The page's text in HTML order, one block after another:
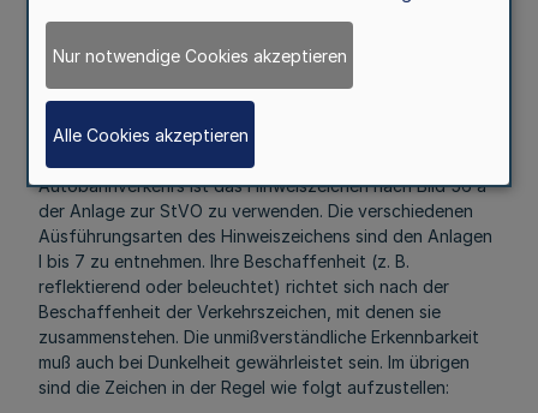
einzelnen Ländern jeweils von l bis 99 zur Verfügung.
Dabei sorgen die Länder untereinander für eine sinnvolle
Für die Kennzeichnung der Bedarfsumleitungen des
Autobahnverkehrs ist das Hinweiszeichen nach Bild 56 a
der Anlage zur StVO zu verwenden. Die verschiedenen
Aüsführungsarten des Hinweiszeichens sind den Anlagen
l bis 7 zu entnehmen. Ihre Beschaffenheit (z. B.
reflektierend oder beleuchtet) richtet sich nach der
Beschaffenheit der Verkehrszeichen, mit denen sie
zusammenstehen. Die unmißverständliche Erkennbarkeit
muß auch bei Dunkelheit gewährleistet sein. Im übrigen
sind die Zeichen in der Regel wie folgt aufzustellen:
Nur notwendige Cookies akzeptieren
Alle Cookies akzeptieren